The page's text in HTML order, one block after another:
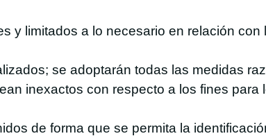
y limitados a lo necesario en relación con
se adoptarán todas las medidas
inexactos con respecto a los fines para
de forma que se permita la